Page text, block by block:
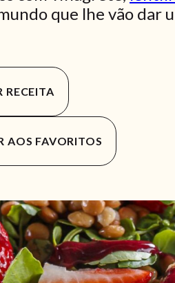
que lhe vão dar
RECEITA
AOS FAVORITOS